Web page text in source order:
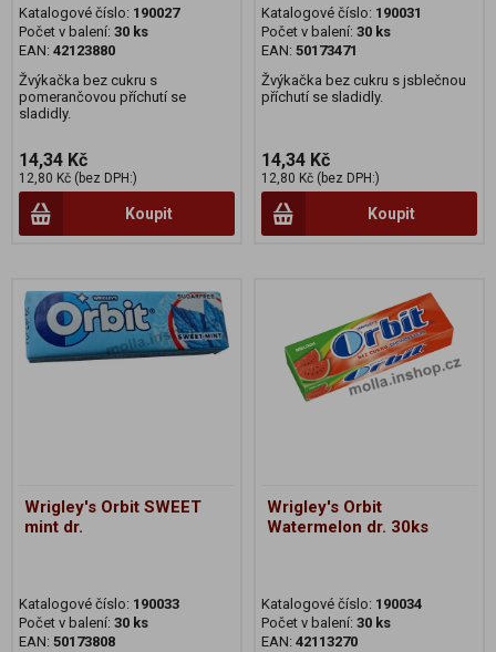
Katalogové číslo: 190027
Počet v balení: 30 ks
EAN: 42123880
Žvýkačka bez cukru s
pomerančovou příchutí se
sladidly.
14,34 Kč
12,80 Kč (bez DPH:)
Koupit
Katalogové číslo: 190031
Počet v balení: 30 ks
EAN: 50173471
Žvýkačka bez cukru s jsblečnou
příchutí se sladidly.
14,34 Kč
12,80 Kč (bez DPH:)
Koupit
Wrigley's Orbit SWEET
mint dr.
Katalogové číslo: 190033
Počet v balení: 30 ks
EAN: 50173808
Wrigley's Orbit
Watermelon dr. 30ks
Katalogové číslo: 190034
Počet v balení: 30 ks
EAN: 42113270